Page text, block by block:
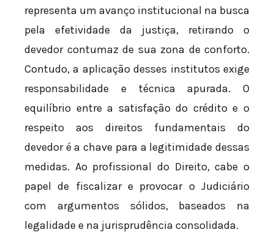
representa um avanço institucional na busca
pela efetividade da justiça, retirando o
devedor contumaz de sua zona de conforto.
Contudo, a aplicação desses institutos exige
responsabilidade e técnica apurada. O
equilíbrio entre a satisfação do crédito e o
respeito aos direitos fundamentais do
devedor é a chave para a legitimidade dessas
medidas. Ao profissional do Direito, cabe o
papel de fiscalizar e provocar o Judiciário
com argumentos sólidos, baseados na
legalidade e na jurisprudência consolidada.